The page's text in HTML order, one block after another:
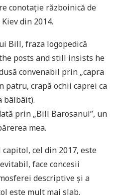
conotație războinică de
din 2014.
Bill, fraza logopedică
posts and still insists he
convenabil prin „capra
patru, crapă ochii caprei ca
bâlbâit).
prin „Bill Barosanul”, un
mea.
cel din 2017, este
face concesii
descriptive și a
este mult mai slab.